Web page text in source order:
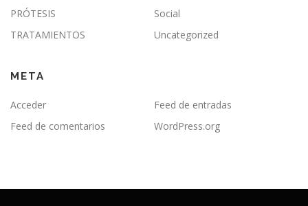
PRÓTESIS
Social
TRATAMIENTOS
Uncategorized
META
Acceder
Feed de entradas
Feed de comentarios
WordPress.org